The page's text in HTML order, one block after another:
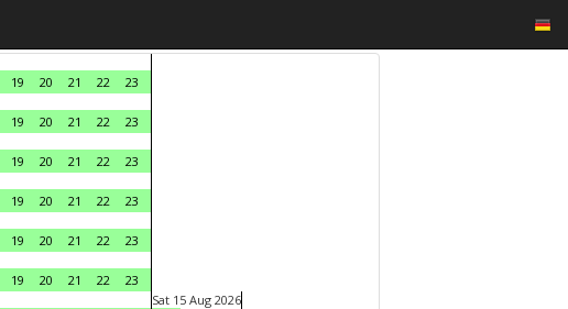
19 20 21 22
23
19 20 21 22
23
19 20 21 22
23
19 20 21 22
23
19 20 21 22
23
19 20 21 22
23
Sat 15 Aug 2026